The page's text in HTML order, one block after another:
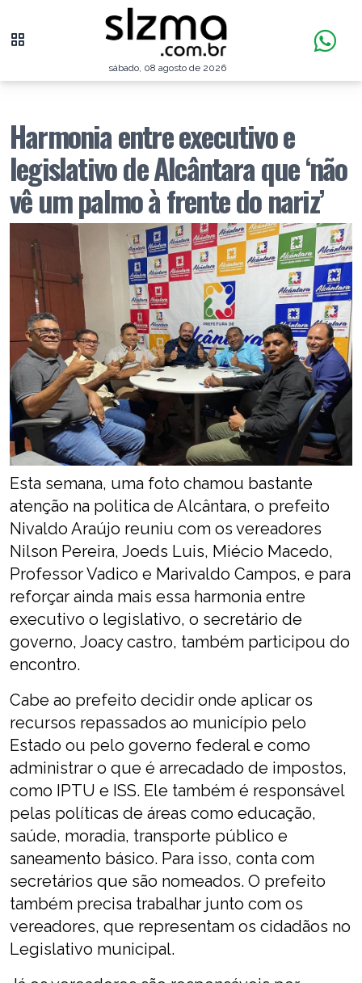
sábado, 08 agosto de 2026
Harmonia entre executivo e
legislativo de Alcântara que ‘não
vê um palmo à frente do nariz’
Esta semana, uma foto chamou bastante
atenção na politica de Alcântara, o prefeito
Nivaldo Araújo reuniu com os vereadores
Nilson Pereira, Joeds Luis, Miécio Macedo,
Professor Vadico e Marivaldo Campos, e para
reforçar ainda mais essa harmonia entre
executivo o legislativo, o secretário de
governo, Joacy castro, também participou do
encontro.
Cabe ao prefeito decidir onde aplicar os
recursos repassados ao município pelo
Estado ou pelo governo federal e como
administrar o que é arrecadado de impostos,
como IPTU e ISS. Ele também é responsável
pelas políticas de áreas como educação,
saúde, moradia, transporte público e
saneamento básico. Para isso, conta com
secretários que são nomeados. O prefeito
também precisa trabalhar junto com os
vereadores, que representam os cidadãos no
Legislativo municipal.